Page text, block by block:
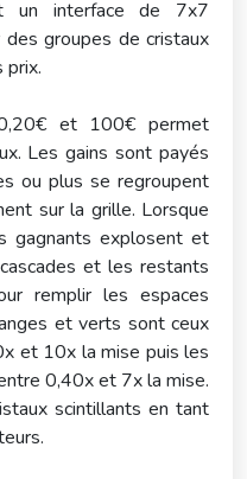
un interface de 7x7
groupes de cristaux
prix.
et 100€ permet
Les gains sont payés
ou plus se regroupent
sur la grille. Lorsque
gagnants explosent et
et les restants
remplir les espaces
et verts sont ceux
et 10x la mise puis les
0,40x et 7x la mise.
scintillants en tant